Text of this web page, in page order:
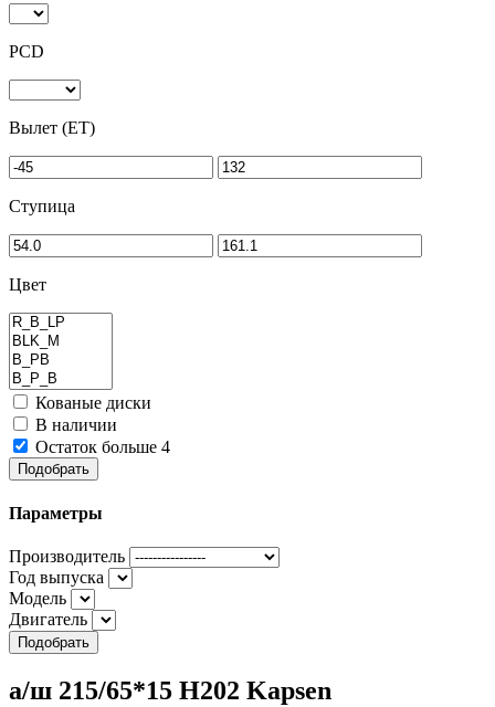
PCD
Вылет (ET)
Ступица
Цвет
Кованые диски
В наличии
Остаток больше 4
Подобрать
Параметры
Производитель
Год выпуска
Модель
Двигатель
Подобрать
а/ш 215/65*15 H202 Kapsen